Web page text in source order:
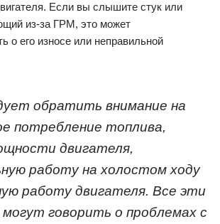
Если вы слышите стук или
из-за ГРМ, это может
о его износе или неправильной
обратить внимание на
потребление топлива,
двигателя,
работу на холостом ходу
работу двигателя. Все эти
говорить о проблемах с